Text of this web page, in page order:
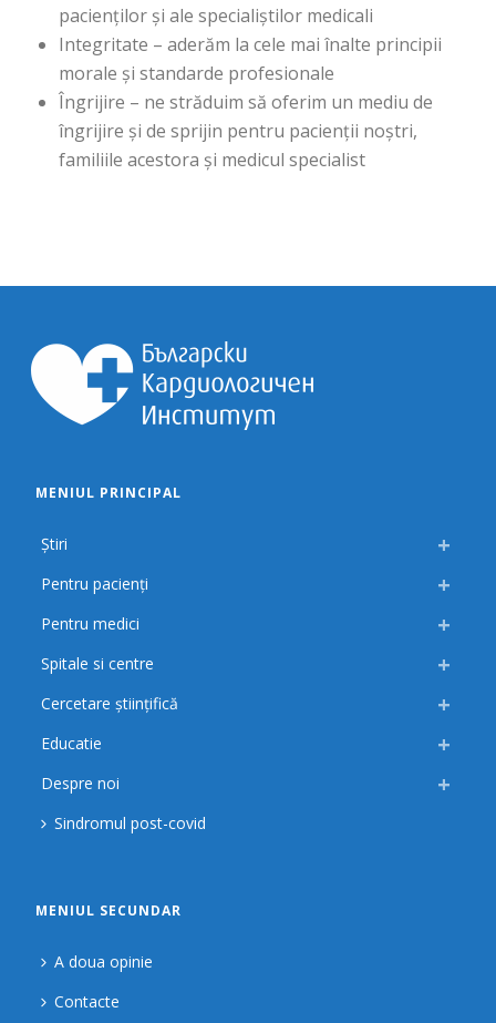
pacienților și ale specialiștilor medicali
Integritate – aderăm la cele mai înalte principii
morale și standarde profesionale
Îngrijire – ne străduim să oferim un mediu de
îngrijire și de sprijin pentru pacienții noștri,
familiile acestora și medicul specialist
MENIUL PRINCIPAL
Știri
Pentru pacienți
Pentru medici
Spitale si centre
Cercetare științifică
Educatie
Despre noi
Sindromul post-covid
MENIUL SECUNDAR
A doua opinie
Contacte